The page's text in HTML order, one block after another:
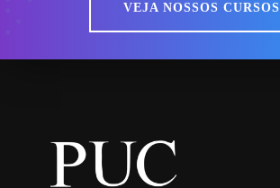
VEJA NOSSOS CURSOS